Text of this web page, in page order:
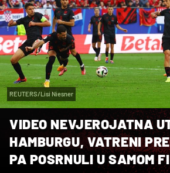
REUTERS/Lisi Niesner
VIDEO NEVJEROJATNA
HAMBURGU, VATRENI
PA POSRNULI U SAMOM